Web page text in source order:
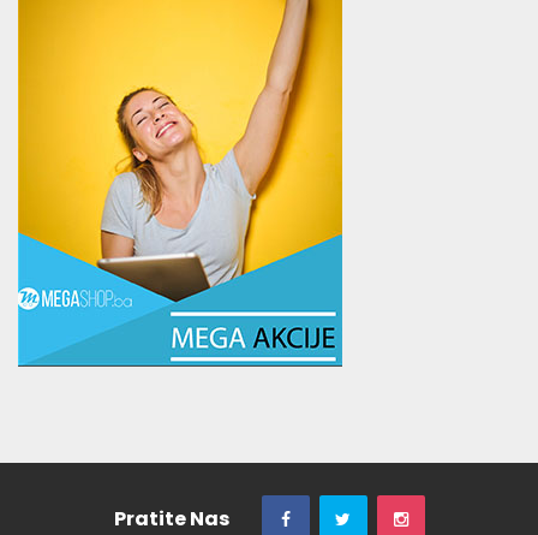
Pratite Nas